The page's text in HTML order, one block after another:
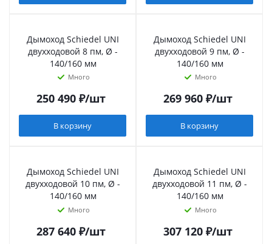
Дымоход Schiedel UNI
двухходовой 8 пм, Ø -
140/160 мм
Много
250 490₽/шт
В корзину
Дымоход Schiedel UNI
двухходовой 9 пм, Ø -
140/160 мм
Много
269 960₽/шт
В корзину
Дымоход Schiedel UNI
двухходовой 10 пм, Ø -
140/160 мм
Много
287 640₽/шт
Дымоход Schiedel UNI
двухходовой 11 пм, Ø -
140/160 мм
Много
307 120₽/шт